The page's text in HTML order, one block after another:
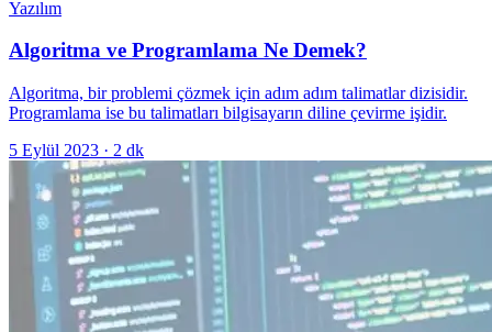
Yazılım
Algoritma ve Programlama Ne Demek?
Algoritma, bir problemi çözmek için adım adım talimatlar dizisidir.
Programlama ise bu talimatları bilgisayarın diline çevirme işidir.
5 Eylül 2023 · 2 dk